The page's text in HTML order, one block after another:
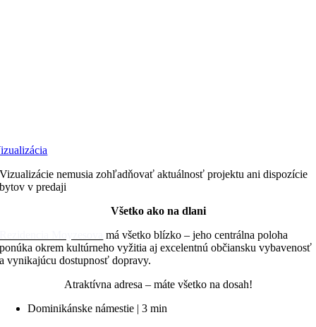
Vizualizácie nemusia zohľadňovať aktuálnosť projektu ani dispozície
bytov v predaji
Všetko ako na dlani
má všetko blízko – jeho centrálna poloha
ponúka okrem kultúrneho vyžitia aj excelentnú občiansku vybavenosť
a vynikajúcu dostupnosť dopravy.
Atraktívna adresa – máte všetko na dosah!
Dominikánske námestie | 3 min